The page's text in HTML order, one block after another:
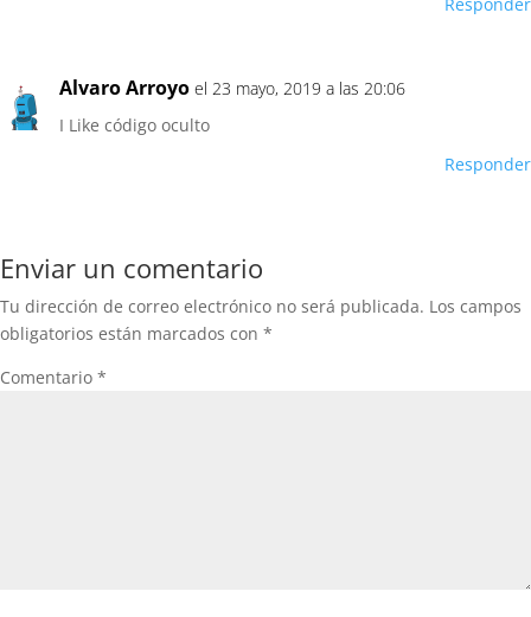
Alvaro Arroyo el 23 mayo, 2019 a las 20:06
I Like código oculto
Responder
Enviar un comentario
Tu dirección de correo electrónico no será publicada. Los campos
obligatorios están marcados con *
Comentario *